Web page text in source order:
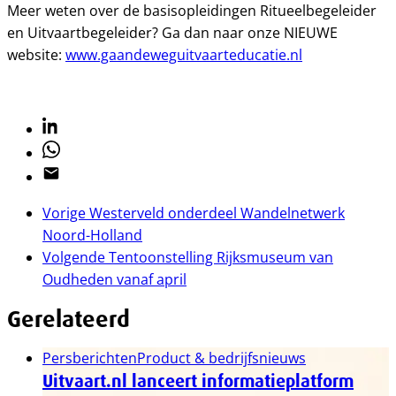
Meer weten over de basisopleidingen Ritueelbegeleider
en Uitvaartbegeleider? Ga dan naar onze NIEUWE
website: www.gaandeweguitvaarteducatie.nl
Linkedin
Whatsapp
Email
VorigeWesterveld onderdeel Wandelnetwerk
Noord-Holland
VolgendeTentoonstelling Rijksmuseum van
Oudheden vanaf april
Gerelateerd
PersberichtenProduct & bedrijfsnieuws
Uitvaart.nl lanceert informatieplatform